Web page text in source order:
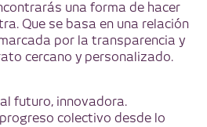
una forma de hacer
Que se basa en una relación
por la transparencia y
cercano y personalizado.
futuro, innovadora.
colectivo desde lo